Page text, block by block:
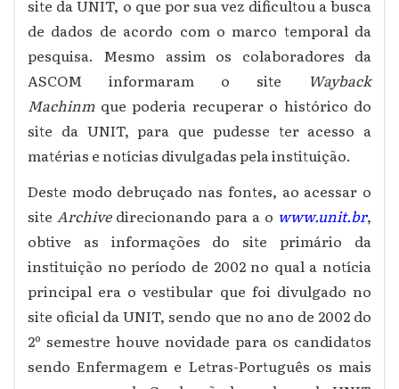
site da UNIT, o que por sua vez dificultou a busca
de dados de acordo com o marco temporal da
pesquisa. Mesmo assim os colaboradores da
ASCOM informaram o site
Wayback
Machinmque poderia recuperar o histórico do
site da UNIT, para que pudesse ter acesso a
matérias e notícias divulgadas pela instituição.
Deste modo debruçado nas fontes, ao acessar o
site Archivedirecionando para a o www.unit.br,
obtive as informações do site primário da
instituição no período de 2002 no qual a notícia
principal era o vestibular que foi divulgado no
site oficial da UNIT, sendo que no ano de 2002 do
2º semestre houve novidade para os candidatos
sendo Enfermagem e Letras-Português os mais